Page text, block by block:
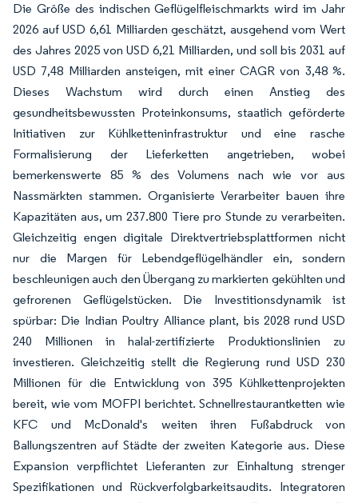
Die Größe des indischen Geflügelfleischmarkts wird im Jahr
2026 auf USD 6,61 Milliarden geschätzt, ausgehend vom Wert
des Jahres 2025 von USD 6,21 Milliarden, und soll bis 2031 auf
USD 7,48 Milliarden ansteigen, mit einer CAGR von 3,48 %.
Dieses Wachstum wird durch einen Anstieg des
gesundheitsbewussten Proteinkonsums, staatlich geförderte
Initiativen zur Kühlketteninfrastruktur und eine rasche
Formalisierung der Lieferketten angetrieben, wobei
bemerkenswerte 85 % des Volumens nach wie vor aus
Nassmärkten stammen. Organisierte Verarbeiter bauen ihre
Kapazitäten aus, um 237.800 Tiere pro Stunde zu verarbeiten.
Gleichzeitig engen digitale Direktvertriebsplattformen nicht
nur die Margen für Lebendgeflügelhändler ein, sondern
beschleunigen auch den Übergang zu markierten gekühlten und
gefrorenen Geflügelstücken. Die Investitionsdynamik ist
spürbar: Die Indian Poultry Alliance plant, bis 2028 rund USD
240 Millionen in halal-zertifizierte Produktionslinien zu
investieren. Gleichzeitig stellt die Regierung rund USD 230
Millionen für die Entwicklung von 395 Kühlkettenprojekten
bereit, wie vom MOFPI berichtet. Schnellrestaurantketten wie
KFC und McDonald's weiten ihren Fußabdruck von
Ballungszentren auf Städte der zweiten Kategorie aus. Diese
Expansion verpflichtet Lieferanten zur Einhaltung strenger
Spezifikationen und Rückverfolgbarkeitsaudits. Integratoren